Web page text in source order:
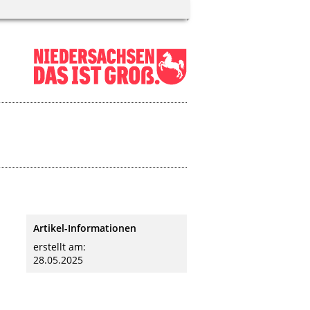
Artikel-Informationen
erstellt am:
28.05.2025